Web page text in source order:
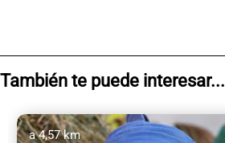
También te puede interesar...
a 4,57 km